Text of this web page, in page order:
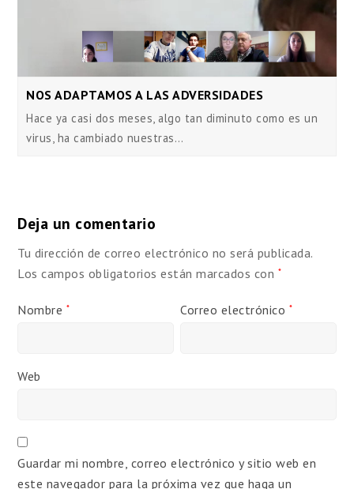
NOS ADAPTAMOS A LAS ADVERSIDADES
Hace ya casi dos meses, algo tan diminuto como es un
virus, ha cambiado nuestras…
Deja un comentario
Tu dirección de correo electrónico no será publicada.
Los campos obligatorios están marcados con *
Nombre * Correo electrónico *
Web
Guardar mi nombre, correo electrónico y sitio web en
este navegador para la próxima vez que haga un